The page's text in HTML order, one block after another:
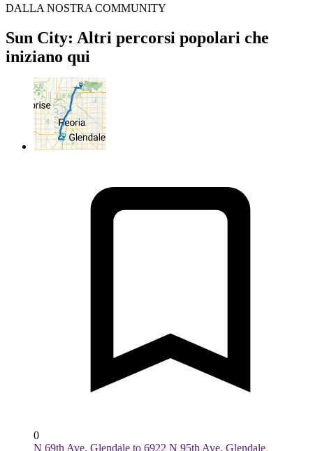
DALLA NOSTRA COMMUNITY
Sun City: Altri percorsi popolari che
iniziano qui
0
N 69th Ave, Glendale to 6922 N 95th Ave, Glendale